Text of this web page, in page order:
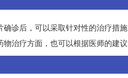
诊后，可以采取针对性的治疗措
治疗方面，也可以根据医师的建议